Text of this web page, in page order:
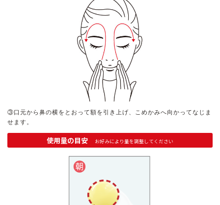
ランキング商品
メイク・ボディ・ヘアケア
通販限定商品
クーポン＆ポイント
③口元から鼻の横をとおって額を引き上げ、こめかみへ向かってなじま
せます。
使用量の目安 お好みにより量を調整してください